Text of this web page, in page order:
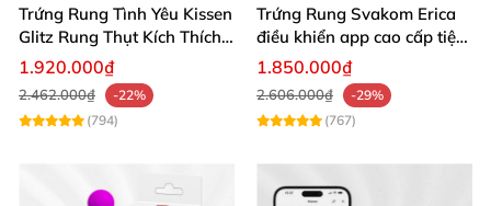
Trứng Rung Tình Yêu Kissen
Glitz Rung Thụt Kích Thích
Mua Ngay
1.920.000₫
2.462.000₫
-22%
(794)
Trứng Rung Svakom Erica
điều khiển app cao cấp tiện
lợi
1.850.000₫
2.606.000₫
-29%
(767)